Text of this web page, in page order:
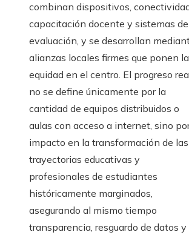
combinan dispositivos,
capacitación docente y sistemas de
evaluación, y se desarrollan
alianzas locales firmes que ponen la
equidad en el centro. El progreso
no se define únicamente por la
cantidad de equipos distribuidos o
aulas con acceso a internet, sino
impacto en la transformación de las
trayectorias educativas y
profesionales de estudiantes
históricamente marginados,
asegurando al mismo tiempo
transparencia, resguardo de datos y